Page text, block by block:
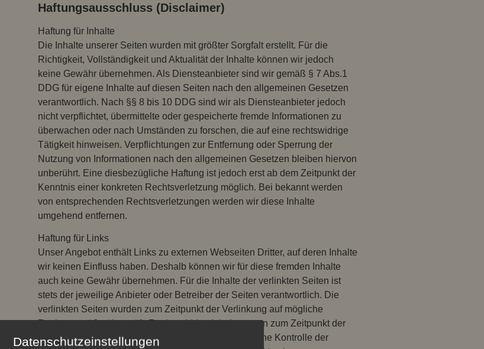
Haftungsausschluss (Disclaimer)
Haftung für Inhalte
Die Inhalte unserer Seiten wurden mit größter Sorgfalt erstellt. Für die
Richtigkeit, Vollständigkeit und Aktualität der Inhalte können wir jedoch
keine Gewähr übernehmen. Als Diensteanbieter sind wir gemäß § 7 Abs.1
DDG für eigene Inhalte auf diesen Seiten nach den allgemeinen Gesetzen
verantwortlich. Nach §§ 8 bis 10 DDG sind wir als Diensteanbieter jedoch
nicht verpflichtet, übermittelte oder gespeicherte fremde Informationen zu
überwachen oder nach Umständen zu forschen, die auf eine rechtswidrige
Tätigkeit hinweisen. Verpflichtungen zur Entfernung oder Sperrung der
Nutzung von Informationen nach den allgemeinen Gesetzen bleiben hiervon
unberührt. Eine diesbezügliche Haftung ist jedoch erst ab dem Zeitpunkt der
Kenntnis einer konkreten Rechtsverletzung möglich. Bei bekannt werden
von entsprechenden Rechtsverletzungen werden wir diese Inhalte
umgehend entfernen.
Haftung für Links
Unser Angebot enthält Links zu externen Webseiten Dritter, auf deren Inhalte
wir keinen Einfluss haben. Deshalb können wir für diese fremden Inhalte
auch keine Gewähr übernehmen. Für die Inhalte der verlinkten Seiten ist
stets der jeweilige Anbieter oder Betreiber der Seiten verantwortlich. Die
verlinkten Seiten wurden zum Zeitpunkt der Verlinkung auf mögliche
Rechtsverstöße überprüft. Rechtswidrige Inhalte waren zum Zeitpunkt der
Verlinkung nicht erkennbar. Eine permanente inhaltliche Kontrolle der
Datenschutzeinstellungen